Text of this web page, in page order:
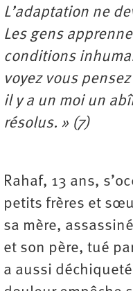
L’adaptation ne
Les gens
conditions
voyez vous
il y a un moi un
résolus. » (7)
Rahaf, 13 ans,
petits frères et
sa mère,
et son père, tué
a aussi